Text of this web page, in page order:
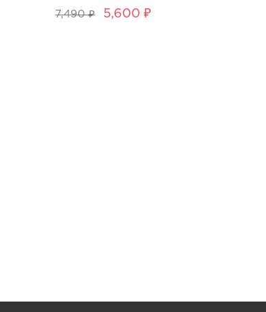
7,490 ₽ 5,600 ₽